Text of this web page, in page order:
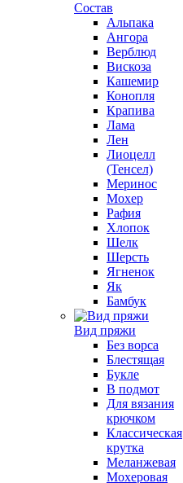
Состав
Альпака
Ангора
Верблюд
Вискоза
Кашемир
Конопля
Крапива
Лама
Лен
Лиоцелл
(Тенсел)
Меринос
Мохер
Рафия
Хлопок
Шелк
Шерсть
Ягненок
Як
Бамбук
Вид пряжи
Без ворса
Блестящая
Букле
В подмот
Для вязания
крючком
Классическая
крутка
Меланжевая
Мохеровая